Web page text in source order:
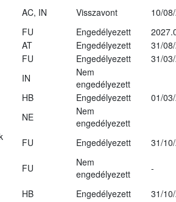
AC, IN Visszavont
10/
FU Engedélyezett
AT Engedélyezett
31/
FU Engedélyezett
31/
IN
Nem
engedélyezett
HB Engedélyezett
01/
NE
Nem
engedélyezett
FU Engedélyezett 31/
FU
Nem
engedélyezett
-
HB Engedélyezett 31/